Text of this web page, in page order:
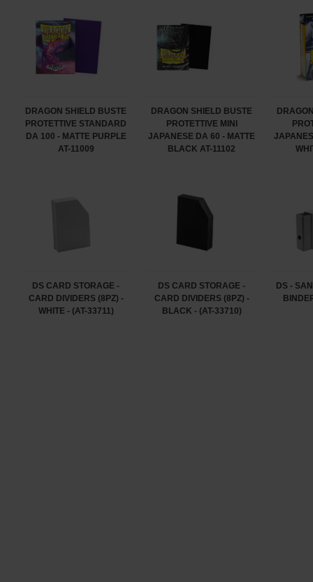
DRAGON SHIELD BUSTE
PROTETTIVE STANDARD
DA 100 - MATTE PURPLE
AT-11009
DRAGON SHIELD BUSTE
PROTETTIVE MINI
JAPANESE DA 60 - MATTE
BLACK AT-11102
DS CARD STORAGE -
CARD DIVIDERS (8PZ) -
WHITE - (AT-33711)
DS CARD STORAGE -
CARD DIVIDERS (8PZ) -
BLACK - (AT-33710)
DS -